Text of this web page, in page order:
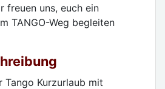
freuen uns, euch ein
TANGO-Weg begleiten
Tango Kurzurlaub mit